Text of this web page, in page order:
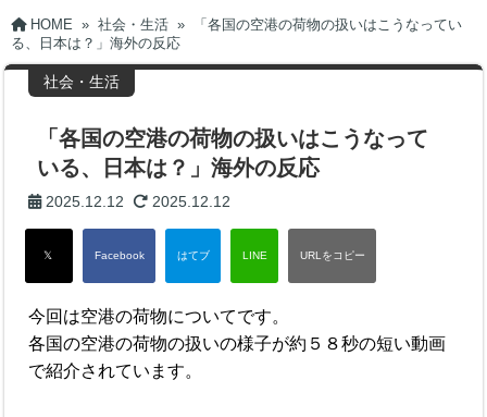
HOME » 社会・生活 »
「各国の空港の荷物の扱いはこうなってい
る、日本は？」海外の反応
社会・生活
「各国の空港の荷物の扱いはこうなって
いる、日本は？」海外の反応
2025.12.12 2025.12.12
今回は空港の荷物についてです。
各国の空港の荷物の扱いの様子が約５８秒の短い動画
で紹介されています。